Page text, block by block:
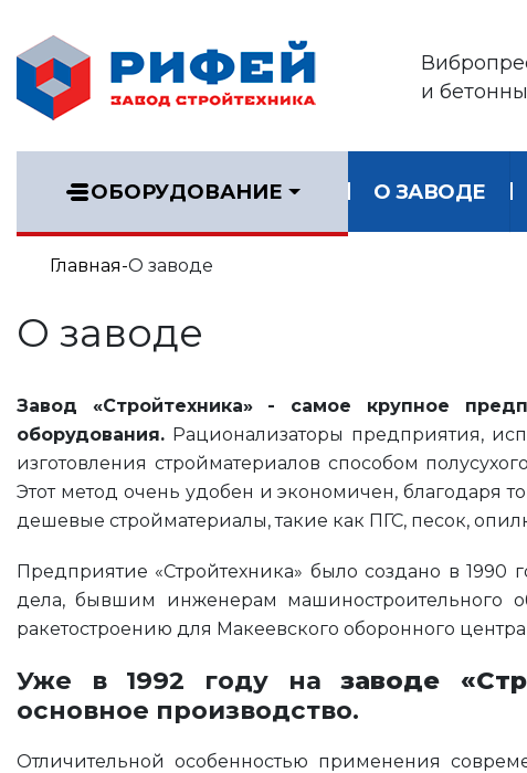
и
ОБОРУДОВАНИЕ О ЗАВОДЕ
Главная О заводе
О заводе
Завод «Стройтехника»
- самое крупное
оборудования. Рационализаторы предприятия,
изготовления стройматериалов способом
Этот метод очень удобен и экономичен, благодаря
дешевые стройматериалы, такие как ПГС, песок,
Предприятие «Стройтехника» было создано в 1990
дела, бывшим инженерам машиностроительного
ракетостроению для Макеевского оборонного
Уже в 1992 году назаводе
основное производство.
Отличительной особенностью применения